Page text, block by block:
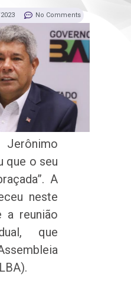
No Comments
que o seu
A
neste
a reunião
que